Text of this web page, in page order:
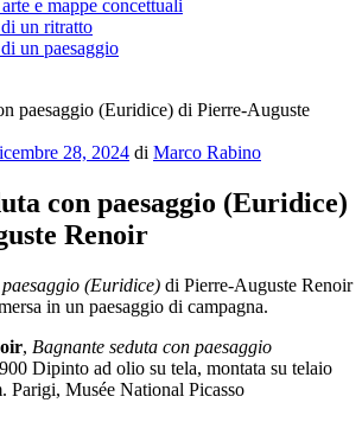
e mappe concettuali
un ritratto
un paesaggio
28, 2024 di Marco Rabino
con paesaggio (Euridice)
Renoir
(Euridice) di Pierre-Auguste Renoir
in un paesaggio di campagna.
, Bagnante seduta con paesaggio
Dipinto ad olio su tela, montata su telaio
Parigi, Musée National Picasso